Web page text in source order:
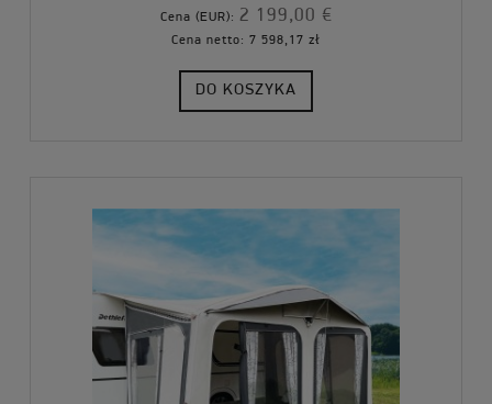
Cena (EUR): 2 199,00 €
Cena netto: 7 598,17 zł
DO KOSZYKA